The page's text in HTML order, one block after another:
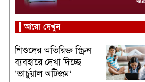
আরো দেখুন
শিশুদের অতিরিক্ত স্ক্রিন
ব্যবহারে দেখা দিচ্ছে
‘ভার্চুয়াল অটিজম’